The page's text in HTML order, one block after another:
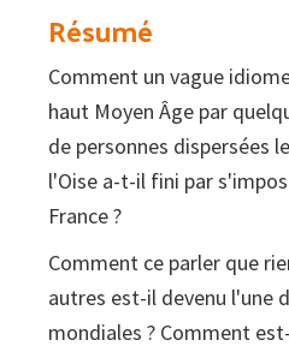
une
si
fabuleuse
histoire
!
Résumé
Comment un vague
haut Moyen Âge par
de personnes dispersées
l'Oise a-t-il fini par
France ?
Comment ce parler que
autres est-il devenu l'une
mondiales ? Comment